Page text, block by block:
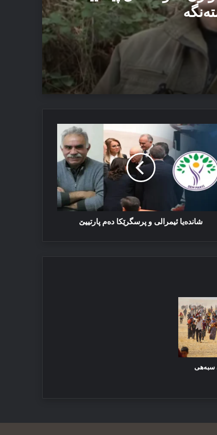
ئاستەنگە
تاوان دوبارە نەبن
شاندەیا ئیمرالی و پرسگرێکا دەم پارتییێ
سبەهی